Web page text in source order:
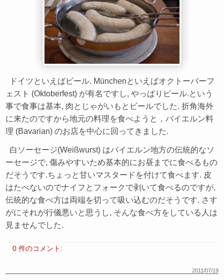
ドイツといえばビール. Münchenといえばオクトーバーフ
ェスト (Oktoberfest) が有名ですし, やっぱりビール.という
事で食事は基本, 肉とじゃがいもとビールでした. 折角海外
に来たのですから地元の料理を食べようと，バイエルン料
理 (Bavarian) のお店を中心に回ってきました.
白ソーセージ(Weißwurst) はバイエルン地方の伝統的なソ
ーセージで, 傷みやすいため基本的にお昼までに食べるもの
だそうです.ちょっと甘いマスタードを付けて食べます. 皮
はたべないのでナイフとフォークで剥いて食べるのですが,
伝統的な食べ方は両端を切って吸い込むのだそうです. さす
がにそれが行儀悪いと思うし, そんな食べ方をしている人は
見ませんでした.
0 件のコメント:
2011/07/19